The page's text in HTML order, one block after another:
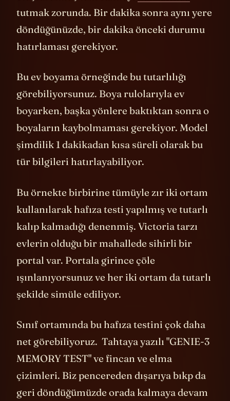
oluşturulmuş tüm sahneyihafızasında
tutmak zorunda. Bir dakika sonra aynı yere
döndüğünüzde, bir dakika önceki durumu
Bu ev boyama örneğinde bu tutarlılığı
görebiliyorsunuz. Boya rulolarıyla ev
boyarken, başka yönlere baktıktan sonra o
boyaların kaybolmaması gerekiyor. Model
şimdilik 1 dakikadan kısa süreli olarak bu
Bu örnekte birbirine tümüyle zır iki ortam
kullanılarak hafıza testi yapılmış ve tutarlı
kalıp kalmadığı denenmiş. Victoria tarzı
evlerin olduğu bir mahallede sihirli bir
portal var. Portala girince çöle
ışınlanıyorsunuz ve her iki ortam da tutarlı
Sınıf ortamında bu hafıza testini çok daha
net görebiliyoruz. Tahtaya yazılı "GENIE-3
MEMORY TEST" ve fincan ve elma
çizimleri. Biz pencereden dışarıya bıkp da